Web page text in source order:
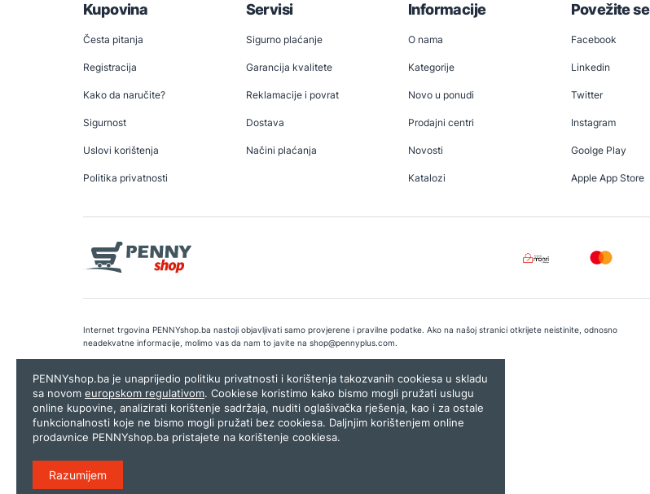
Kupovina
Česta pitanja
Registracija
Kako da naručite?
Sigurnost
Uslovi korištenja
Politika privatnosti
Servisi
Sigurno plaćanje
Garancija kvalitete
Reklamacije i povrat
Dostava
Načini plaćanja
Informacije
O nama
Kategorije
Novo u ponudi
Prodajni centri
Novosti
Katalozi
Povežite se
Facebook
Linkedin
Twitter
Instagram
Goolge Play
Apple App Store
Internet trgovina PENNYshop.ba nastoji objavljivati samo provjerene i pravilne podatke. Ako na našoj stranici otkrijete neistinite, odnosno
neadekvatne informacije, molimo vas da nam to javite na shop@pennyplus.com.
Copyright © 2026.Penny plus d.o.o. Sarajevo.Dizajn i programiranje:Lampa.ba
PENNYshop.ba je unaprijedio politiku privatnosti i korištenja takozvanih cookiesa u skladu
sa novom europskom regulativom. Cookiese koristimo kako bismo mogli pružati uslugu
online kupovine, analizirati korištenje sadržaja, nuditi oglašivačka rješenja, kao i za ostale
funkcionalnosti koje ne bismo mogli pružati bez cookiesa. Daljnjim korištenjem online
prodavnice PENNYshop.ba pristajete na korištenje cookiesa.
Razumijem